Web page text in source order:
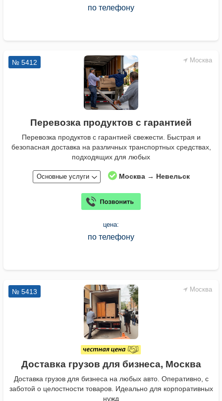
по телефону
Москва
№ 5412
Перевозка продуктов с гарантией
Перевозка продуктов с гарантией свежести. Быстрая и
безопасная доставка на различных транспортных средствах,
подходящих для любых
Основные услуги Москва → Невельск
цена:
по телефону
Москва
№ 5413
Доставка грузов для бизнеса, Москва
Доставка грузов для бизнеса на любых авто. Оперативно, с
заботой о целостности товаров. Идеально для корпоративных
нужд